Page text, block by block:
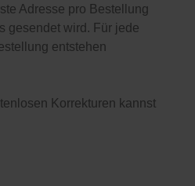
Adresse pro Bestellung
gesendet wird. Für jede
entstehen
Korrekturen kannst